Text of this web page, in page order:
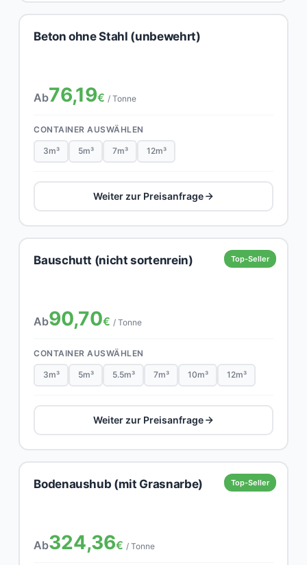
Beton ohne Stahl (unbewehrt)
Ab76,19€ / Tonne
CONTAINER AUSWÄHLEN
3m³ 5m³ 7m³ 12m³
Weiter zur Preisanfrage
Top-Seller
Bauschutt (nicht sortenrein)
Ab90,70€ / Tonne
CONTAINER AUSWÄHLEN
3m³ 5m³ 5.5m³ 7m³ 10m³ 12m³
Weiter zur Preisanfrage
Top-Seller
Bodenaushub (mit Grasnarbe)
Ab324,36€ / Tonne